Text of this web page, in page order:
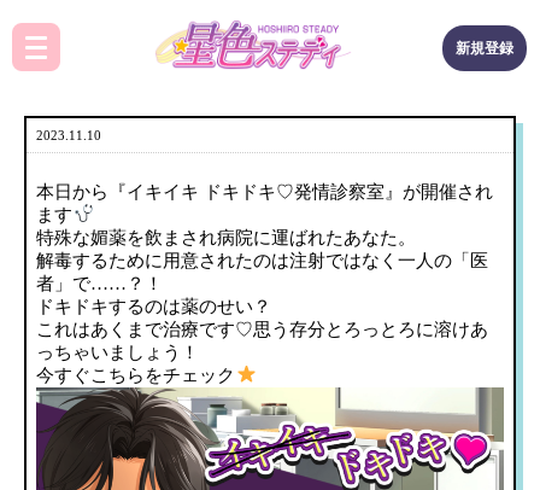
新規登録
2023.11.10
本日から『イキイキ ドキドキ♡発情診察室』が開催され
ます
特殊な媚薬を飲まされ病院に運ばれたあなた。
解毒するために用意されたのは注射ではなく一人の「医
者」で……？！
ドキドキするのは薬のせい？
これはあくまで治療です♡思う存分とろっとろに溶けあ
っちゃいましょう！
今すぐこちらをチェック